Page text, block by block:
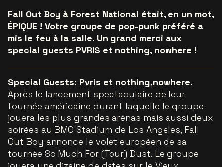
Fall Out Boy à Forest National était, en un mot,
ÉPIQUE ! Votre groupe de pop-punk préféré a
mis le feu à la salle. Un grand merci aux
special guests PVRIS et nothing, nowhere !
Special Guests: Pvris et nothing,nowhere.
Après le lancement spectaculaire de leur
tournée américaine durant laquelle le groupe
jouera les plus grandes arénas mais aussi deux
soirées au BMO Stadium de Los Angeles, Fall
Out Boy annonce le volet européen de sa
tournée So Much For (Tour) Dust. Le groupe